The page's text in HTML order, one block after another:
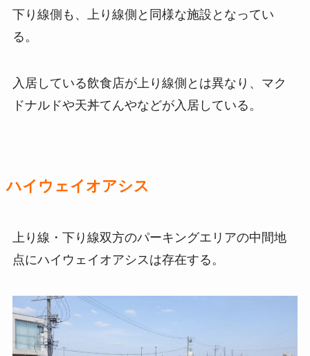
下り線側も、上り線側と同様な施設となってい
る。
入居している飲食店が上り線側とは異なり、マク
ドナルドや天丼てんやなどが入居している。
ハイウェイオアシス
上り線・下り線双方のパーキングエリアの中間地
点にハイウェイオアシスは存在する。